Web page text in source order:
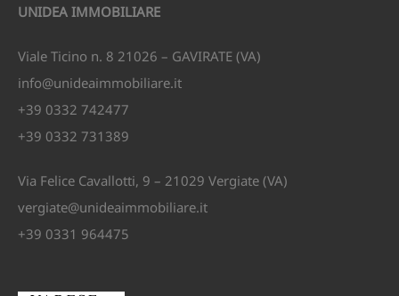
UNIDEA IMMOBILIARE
Viale Ticino n. 8 21026 – GAVIRATE (VA)
info@unideaimmobiliare.it
+39 0332 742477
+39 0332 731389
Via Felice Cavallotti, 9 – 21029 Vergiate (VA)
vergiate@unideaimmobiliare.it
+39 0331 964475